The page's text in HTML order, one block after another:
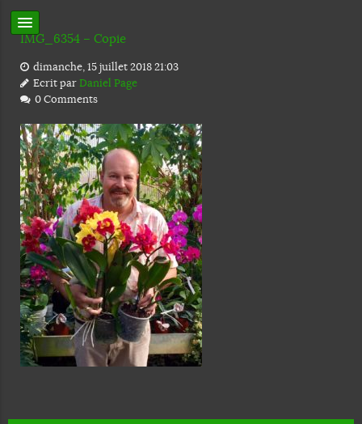
IMG_6354 – Copie
dimanche, 15 juillet 2018 21:03
Ecrit parDaniel Page
0 Comments